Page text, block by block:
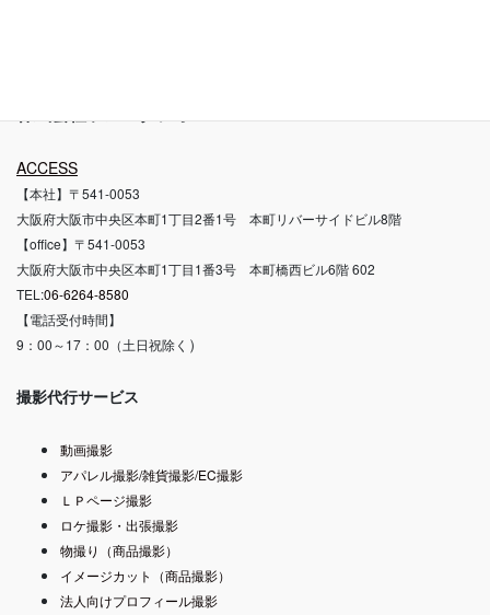
ACCESS
【本社】〒541-0053
大阪府大阪市中央区本町1丁目2番1号 本町リバーサイドビル8階
【office】〒541-0053
大阪府大阪市中央区本町1丁目1番3号 本町橋西ビル6階 602
TEL:06-6264-8580
【電話受付時間】
9：00～17：00（土日祝除く ）
撮影代行サービス
動画撮影
アパレル撮影/雑貨撮影/EC撮影
ＬＰページ撮影
ロケ撮影・出張撮影
物撮り（商品撮影）
イメージカット（商品撮影）
法人向けプロフィール撮影